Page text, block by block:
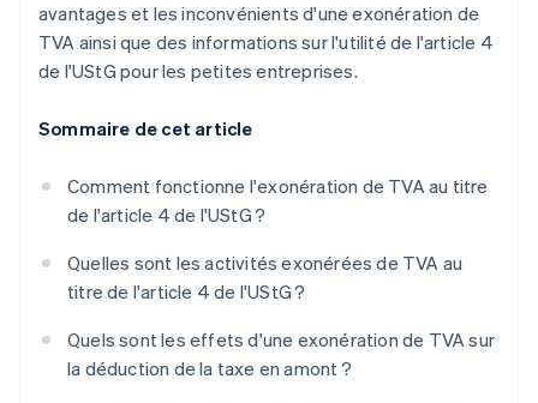
avantages et les inconvénients d'une exonération de
TVA ainsi que des informations sur l'utilité de l'article 4
de l'UStG pour les petites entreprises.
Sommaire de cet article
Comment fonctionne l'exonération de TVA au titre
de l'article 4 de l'UStG ?
Quelles sont les activités exonérées de TVA au
titre de l'article 4 de l'UStG ?
Quels sont les effets d'une exonération de TVA sur
la déduction de la taxe en amont ?